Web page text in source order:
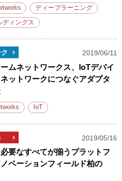
ディープラーニング
ディングス
2019/06/11
ムネットワークス、IoTデバイ
ットワークにつなぐアダプタ
IoT
2019/05/16
要なすべてが揃うプラットフ
ベーションフィールド柏の